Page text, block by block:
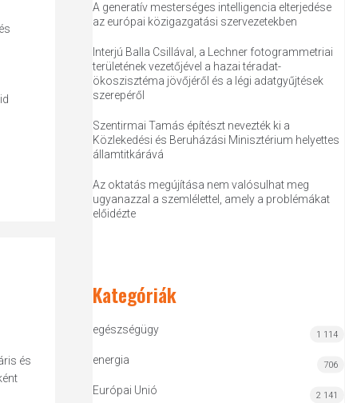
és
A generatív mesterséges intelligencia elterjedése
az európai közigazgatási szervezetekben
Interjú Balla Csillával, a Lechner fotogrammetriai
területének vezetőjével a hazai téradat-
ökoszisztéma jövőjéről és a légi adatgyűjtések
szerepéről
Szentirmai Tamás építészt nevezték ki a
Közlekedési és Beruházási Minisztérium helyettes
államtitkárává
Az oktatás megújítása nem valósulhat meg
ugyanazzal a szemlélettel, amely a problémákat
előidézte
Kategóriák
egészségügy 1 114
energia 706
Európai Unió 2 141